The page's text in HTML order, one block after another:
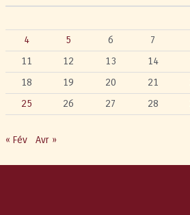
4
5 6 7
11
12 13 14
18
19 20 21
25
26 27 28
« Fév Avr »